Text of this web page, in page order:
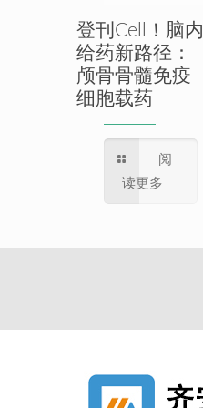
登刊Cell！脑内
给药新路径：
颅骨骨髓免疫
细胞载药
阅
读更多